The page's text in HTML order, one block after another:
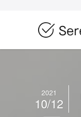
2021
10/12